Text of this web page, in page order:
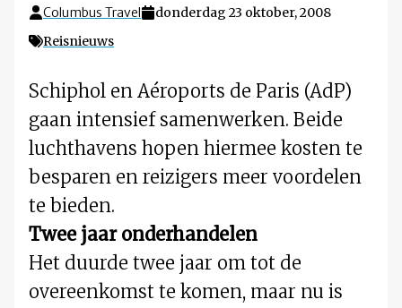
Columbus Travel
donderdag 23 oktober, 2008
Reisnieuws
Schiphol en Aéroports de Paris (AdP)
gaan intensief samenwerken. Beide
luchthavens hopen hiermee kosten te
besparen en reizigers meer voordelen
te bieden.
Twee jaar onderhandelen
Het duurde twee jaar om tot de
overeenkomst te komen, maar nu is